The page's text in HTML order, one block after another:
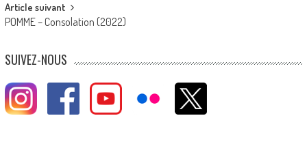
Article suivant
POMME – Consolation (2022)
SUIVEZ-NOUS